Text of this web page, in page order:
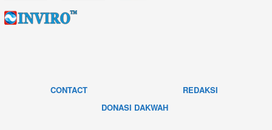
CONTACT
REDAKSI
DONASI DAKWAH